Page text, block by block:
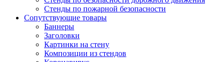
Стенды по пожарной безопасности
Сопутствующие товары
Баннеры
Заголовки
Картинки на стену
Композиции из стендов